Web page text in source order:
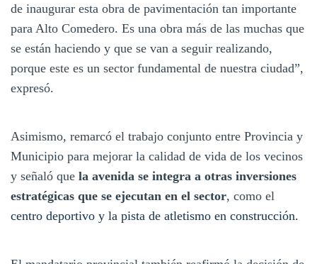
de inaugurar esta obra de pavimentación tan importante
para Alto Comedero. Es una obra más de las muchas que
se están haciendo y que se van a seguir realizando,
porque este es un sector fundamental de nuestra ciudad”,
expresó.
Asimismo, remarcó el trabajo conjunto entre Provincia y
Municipio para mejorar la calidad de vida de los vecinos
y señaló que la avenida se integra a otras inversiones
estratégicas que se ejecutan en el sector, como el
centro deportivo y la pista de atletismo en construcción.